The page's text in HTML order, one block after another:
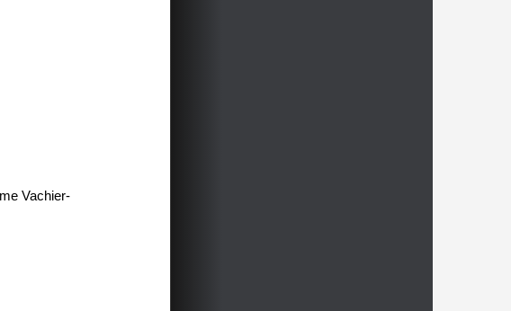
Vachier-